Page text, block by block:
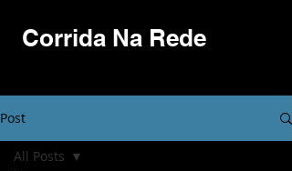
Corrida Na Rede
Post
All Posts